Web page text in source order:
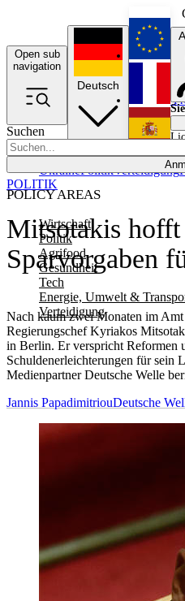
Open sub
navigation
Suchen
POLICY AREAS
Wirtschaft
Politik
Agrifood
Gesundheit
Tech
Energie, Umwelt &
Verteidigung
UkrainePolitikVerteidigung
Deutsch
Mitsotakis
Sparvorgaben
Nach kaum zwei Monaten im
Regierungschef Kyriakos
in Berlin. Er verspricht Reformen
Schuldenerleichterungen für
Medienpartner Deutsche Welle
POLITIK
Jannis PapadimitriouDeutsche